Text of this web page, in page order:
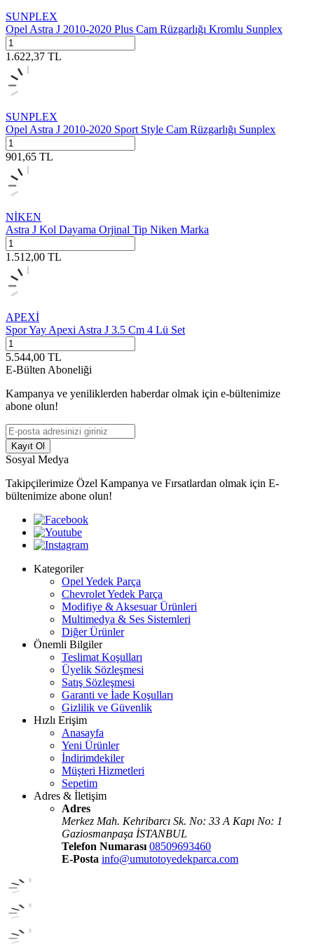
SUNPLEX
Opel Astra J 2010-2020 Plus Cam Rüzgarlığı Kromlu Sunplex
1.622,37 TL
SUNPLEX
Opel Astra J 2010-2020 Sport Style Cam Rüzgarlığı Sunplex
901,65 TL
NİKEN
Astra J Kol Dayama Orjinal Tip Niken Marka
1.512,00 TL
APEXİ
Spor Yay Apexi Astra J 3.5 Cm 4 Lü Set
5.544,00 TL
E-Bülten Aboneliği
Kampanya ve yeniliklerden haberdar olmak için e-bültenimize
abone olun!
Kayıt Ol
Sosyal Medya
Takipçilerimize Özel Kampanya ve Fırsatlardan olmak için E-
bültenimize abone olun!
Kategoriler
Opel Yedek Parça
Chevrolet Yedek Parça
Modifiye & Aksesuar Ürünleri
Multimedya & Ses Sistemleri
Diğer Ürünler
Önemli Bilgiler
Teslimat Koşulları
Üyelik Sözleşmesi
Satış Sözleşmesi
Garanti ve İade Koşulları
Gizlilik ve Güvenlik
Hızlı Erişim
Anasayfa
Yeni Ürünler
İndirimdekiler
Müşteri Hizmetleri
Sepetim
Adres & İletişim
Adres
Merkez Mah. Kehribarcı Sk. No: 33 A Kapı No: 1
Gaziosmanpaşa İSTANBUL
Telefon Numarası 08509693460
E-Posta info@umutotoyedekparca.com